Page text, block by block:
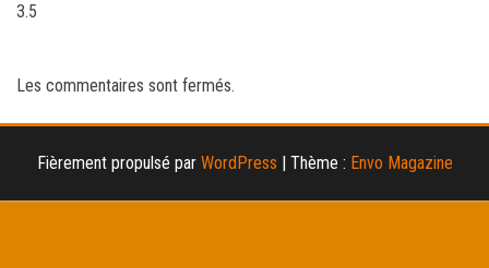
3.5
Les commentaires sont fermés.
Fièrement propulsé par WordPress Thème : Envo Magazine